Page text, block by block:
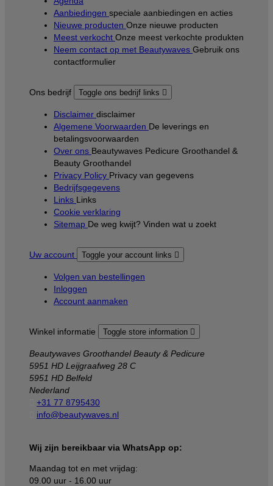
Aanbiedingen speciale aanbiedingen en acties
Nieuwe producten Onze nieuwe producten
Meest verkocht Onze meest verkochte produkten
Neem contact op met Beautywaves Gebruik ons
contactformulier
Ons bedrijf Toggle ons bedrijf links 
Disclaimer disclaimer
Algemene Voorwaarden De leverings en
betalingsvoorwaarden
Over ons Beautywaves Pedicure Groothandel &
Beauty Groothandel
Privacy Policy Privacy van gegevens
Bedrijfsgegevens
Links Links
Cookie verklaring
Sitemap De weg kwijt? Vinden wat u zoekt
Uw account Toggle your account links 
Volgen van bestellingen
Inloggen
Account aanmaken
Winkel informatie Toggle store information 
Beautywaves Groothandel Beauty & Pedicure
5951 HD Leijgraafweg 28 C
5951 HD Belfeld
Nederland
+31 77 8795430
info@beautywaves.nl
Wij zijn bereikbaar via WhatsApp op:
Maandag tot en met vrijdag:
09.00 uur - 16.00 uur